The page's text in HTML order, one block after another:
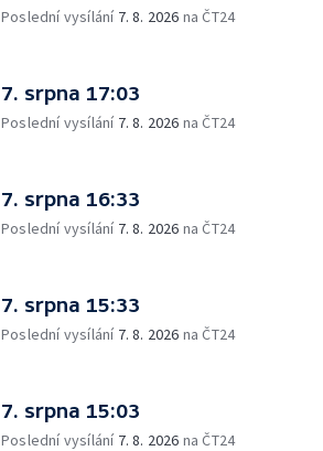
Poslední vysílání 7. 8. 2026 na ČT24
7. srpna 17:03
Poslední vysílání 7. 8. 2026 na ČT24
7. srpna 16:33
Poslední vysílání 7. 8. 2026 na ČT24
7. srpna 15:33
Poslední vysílání 7. 8. 2026 na ČT24
7. srpna 15:03
Poslední vysílání 7. 8. 2026 na ČT24